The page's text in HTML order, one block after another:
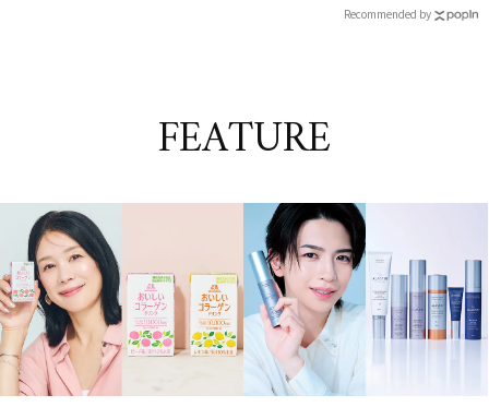
Recommended by
FEATURE